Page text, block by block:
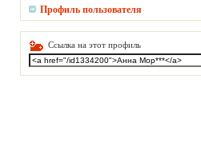
Профиль пользователя
Ссылка на этот профиль